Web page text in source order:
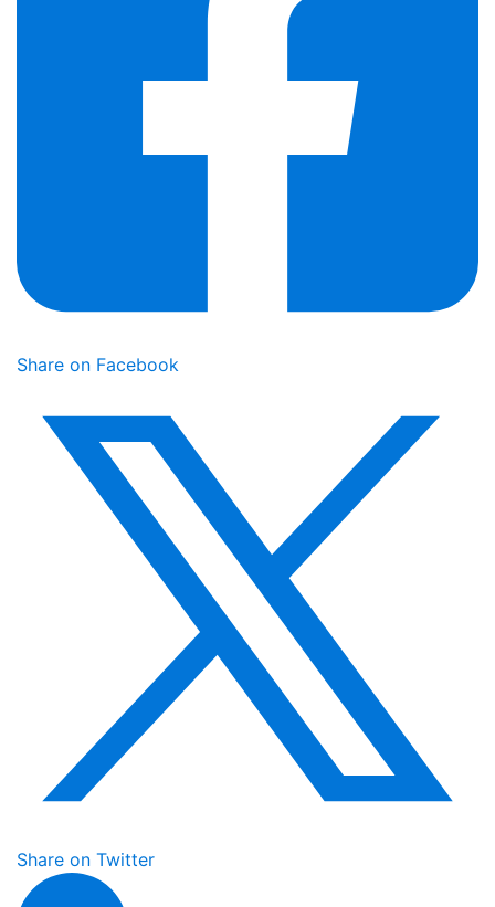
Share on Facebook
Share on Twitter